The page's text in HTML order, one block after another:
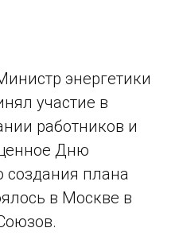
энергетики
участие в
работников и
Дню
создания плана
в Москве в